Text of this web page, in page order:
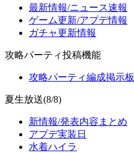
最新情報/ニュース速報
ゲーム更新/アプデ情報
ガチャ更新情報
攻略パーティ投稿機能
攻略パーティ編成掲示板
夏生放送(8/8)
新情報/発表内容まとめ
アプデ実装日
水着ハイラ